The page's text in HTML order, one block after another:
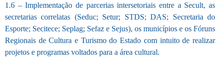
1.6 – Implementação de parcerias intersetoriais entre a Secult, as
secretarias correlatas (Seduc; Setur; STDS; DAS; Secretaria do
Esporte; Secitece; Seplag; Sefaz e Sejus), os municípios e os Fóruns
Regionais de Cultura e Turismo do Estado com intuito de realizar
projetos e programas voltados para a área cultural.